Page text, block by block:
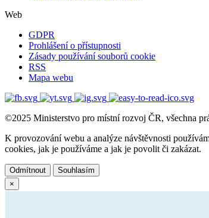
Web
GDPR
Prohlášení o přístupnosti
Zásady používání souborů cookie
RSS
Mapa webu
©2025 Ministerstvo pro místní rozvoj ČR, všechna
K provozování webu a analýze návštěvnosti
cookies, jak je používáme a jak je povolit či zakázat.
Odmítnout
Souhlasím
×